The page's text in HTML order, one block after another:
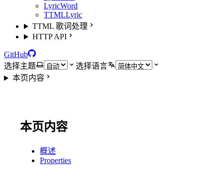
LyricWord
TTMLLyric
TTML 歌词处理
HTTP API
GitHub
选择主题
选择语言
本页内容
本页内容
概述
Properties